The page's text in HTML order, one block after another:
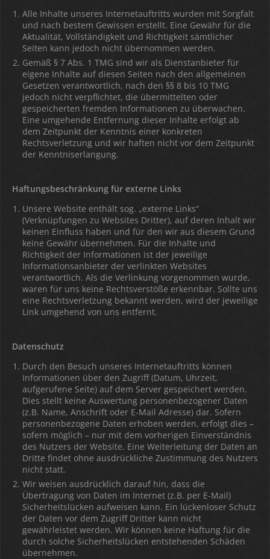
Alle Inhalte unseres Internetauftritts wurden mit Sorgfalt
und nach bestem Gewissen erstellt. Eine Gewähr für die
Aktualität, Vollständigkeit und Richtigkeit sämtlicher
Seiten kann jedoch nicht übernommen werden.
Gemäß § 7 Abs. 1 TMG sind wir als Dienstanbieter für
eigene Inhalte auf diesen Seiten nach den allgemeinen
Gesetzen verantwortlich, nach den §§ 8 bis 10 TMG
jedoch nicht verpflichtet, die übermittelten oder
gespeicherten fremden Informationen zu überwachen.
Eine umgehende Entfernung dieser Inhalte erfolgt ab
dem Zeitpunkt der Kenntnis einer konkreten
Rechtsverletzung und wir haften nicht vor dem Zeitpunkt
der Kenntniserlangung.
Haftungsbeschränkung für externe Links
Unsere Website enthält sog. „externe Links“
(Verknüpfungen zu Websites Dritter), auf deren Inhalt wir
keinen Einfluss haben und für den wir aus diesem Grund
keine Gewähr übernehmen. Für die Inhalte und
Richtigkeit der Informationen ist der jeweilige
Informationsanbieter der verlinkten Websites
verantwortlich. Als die Verlinkung vorgenommen wurde,
waren für uns keine Rechtsverstöße erkennbar. Sollte uns
eine Rechtsverletzung bekannt werden, wird der jeweilige
Link umgehend von uns entfernt.
Datenschutz
Durch den Besuch unseres Internetauftritts können
Informationen über den Zugriff (Datum, Uhrzeit,
aufgerufene Seite) auf dem Server gespeichert werden.
Dies stellt keine Auswertung personenbezogener Daten
(z.B. Name, Anschrift oder E-Mail Adresse) dar. Sofern
personenbezogene Daten erhoben werden, erfolgt dies –
sofern möglich – nur mit dem vorherigen Einverständnis
des Nutzers der Website. Eine Weiterleitung der Daten an
Dritte findet ohne ausdrückliche Zustimmung des Nutzers
nicht statt.
Wir weisen ausdrücklich darauf hin, dass die
Übertragung von Daten im Internet (z.B. per E-Mail)
Sicherheitslücken aufweisen kann. Ein lückenloser Schutz
der Daten vor dem Zugriff Dritter kann nicht
gewährleistet werden. Wir können keine Haftung für die
durch solche Sicherheitslücken entstehenden Schäden
übernehmen.